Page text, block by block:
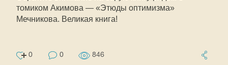
томиком Акимова — «Этюды оптимизма»
Мечникова. Великая книга!
0 0 846